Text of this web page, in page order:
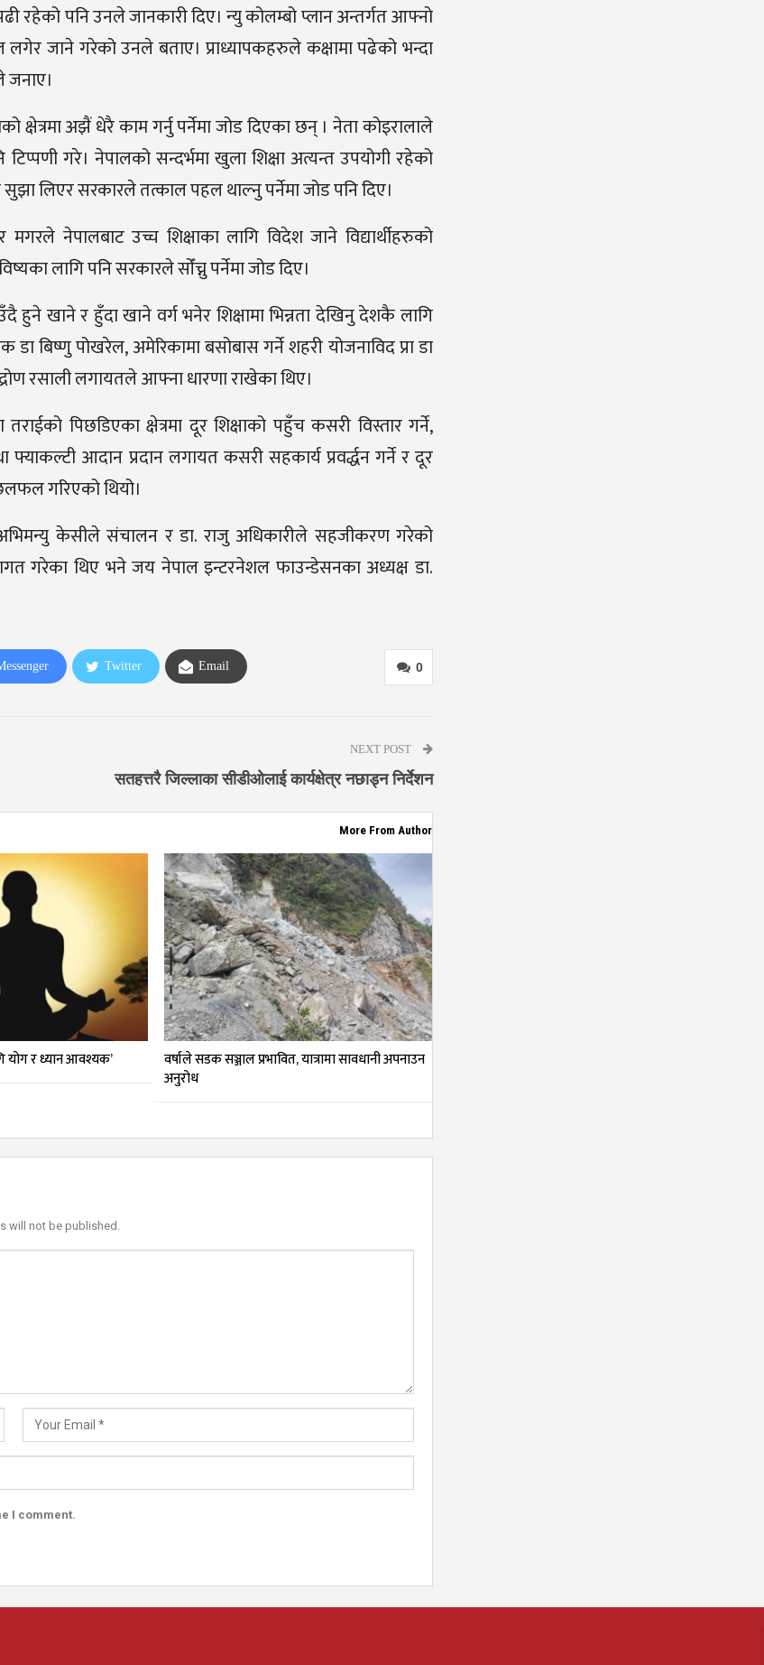
रहेको पनि उनले जानकारी दिए। न्यु कोलम्बो प्लान अन्तर्गत आफ्नो
लगेर जाने गरेको उनले बताए। प्राध्यापकहरुले कक्षामा पढेको भन्दा
जनाए।
क्षेत्रमा अझैं धेरै काम गर्नु पर्नेमा जोड दिएका छन् । नेता कोइरालाले
गरे। नेपालको सन्दर्भमा खुला शिक्षा अत्यन्त उपयोगी रहेको
लिएर सरकारले तत्काल पहल थाल्नु पर्नेमा जोड पनि दिए।
नेपालबाट उच्च शिक्षाका लागि विदेश जाने विद्यार्थीहरुको
लागि पनि सरकारले सोँच्नु पर्नेमा जोड दिए।
खाने र हुँदा खाने वर्ग भनेर शिक्षामा भिन्नता देखिनु देशकै लागि
बिष्णु पोखरेल, अमेरिकामा बसोबास गर्ने शहरी योजनाविद प्रा डा
रसाली लगायतले आफ्ना धारणा राखेका थिए।
पिछडिएका क्षेत्रमा दूर शिक्षाको पहुँच कसरी विस्तार गर्ने,
फ्याकल्टी आदान प्रदान लगायत कसरी सहकार्य प्रवर्द्धन गर्ने र दूर
गरिएको थियो।
केसीले संचालन र डा. राजु अधिकारीले सहजीकरण गरेको
गरेका थिए भने जय नेपाल इन्टरनेशल फाउन्डेसनका अध्यक्ष डा.
0
Twitter Email
NEXT POST
सतहत्तरै जिल्लाका सीडीओलाई कार्यक्षेत्र नछाड्न निर्देशन
More From Author
योग र ध्यान आवश्यक’
वर्षाले सडक सञ्जाल प्रभावित, यात्रामा सावधानी अपनाउन
अनुरोध
will not be published.
I comment.